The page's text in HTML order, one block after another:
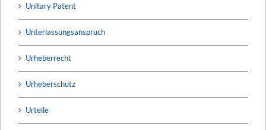
Unitary Patent
Unterlassungsanspruch
Urheberrecht
Urheberschutz
Urteile